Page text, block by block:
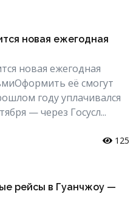
новая ежегодная
новая ежегодная
её смогут
году уплачивался
— через Госусл...
125
рейсы в Гуанчжоу —